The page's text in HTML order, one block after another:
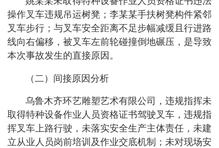
操作叉车违规吊运树凳；李某某手扶树凳构件紧邻
叉车步行；与叉车安全距离不足步幅减缓且行进路
线向右偏移，被叉车左前轮碰撞倒地碾压，是导致
本次事故发生的直接原因。
（二）间接原因分析
乌鲁木齐环艺雕塑艺术有限公司，违规指挥未
取得特种设备作业人员资格证书驾驶叉车，违规指
挥叉车上路行驶，未落实安全生产主体责任，未建
立从业人员岗前培训及作业交底机制；未对现场安